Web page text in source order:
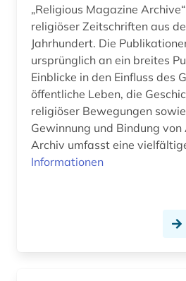
asienforschung (1)
asienwissenschaften (4)
assisi (1)
atlas (4)
aufsatz (1)
Luxemburg (1)
Makedonien (1)
Mittelamerika (2)
Moldawien (2)
Montenegro (1)
Nordrhein-Westfalen (2)
„Religious Magazine
religiöser Zeitschriften aus
Jahrhundert. Die
ursprünglich an ein breites
Einblicke in den Einfluss des
öffentliche Leben, die
religiöser Bewegungen
Gewinnung und Bindung von
Archiv umfasst eine
Informationen